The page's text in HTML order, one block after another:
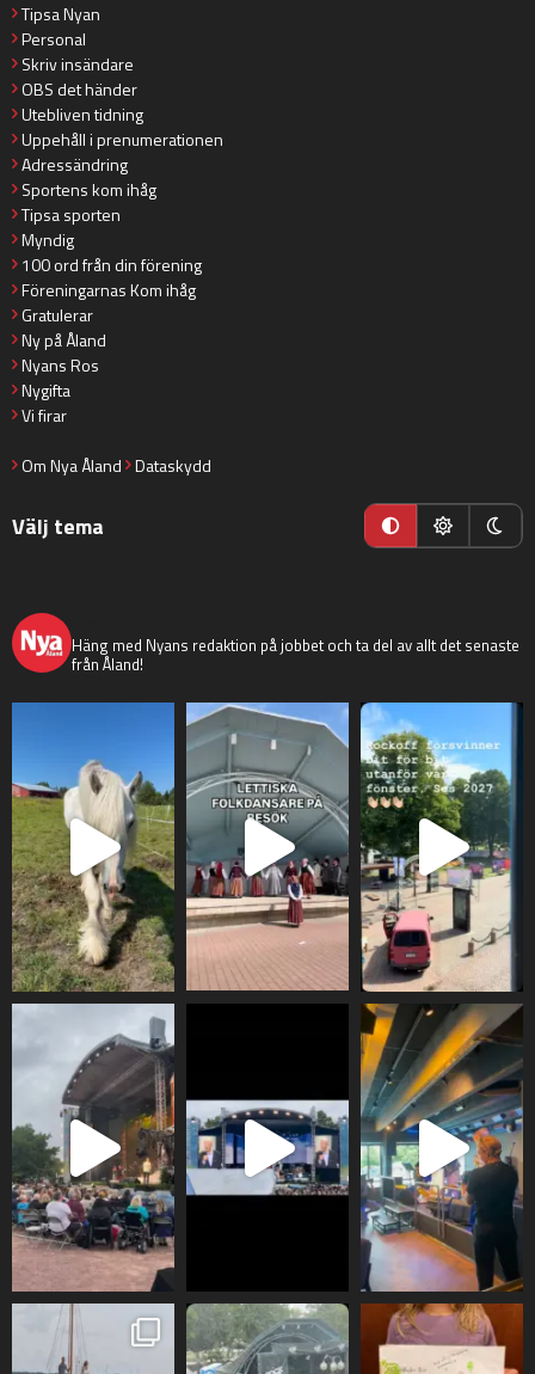
Tipsa Nyan
Personal
Skriv insändare
OBS det händer
Utebliven tidning
Uppehåll i prenumerationen
Adressändring
Sportens kom ihåg
Tipsa sporten
Myndig
100 ord från din förening
Föreningarnas Kom ihåg
Gratulerar
Ny på Åland
Nyans Ros
Nygifta
Vi firar
Om Nya Åland Dataskydd
Välj tema
Häng med Nyans redaktion på jobbet och ta del av allt det senaste
från Åland!